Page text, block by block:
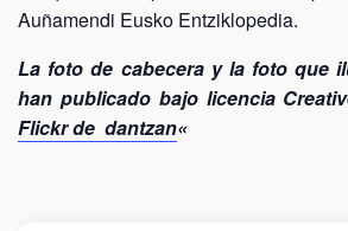
Auñamendi Eusko Entziklopedia.
La foto de cabecera y la foto que
han publicado bajo licencia
Flickr de dantzan«